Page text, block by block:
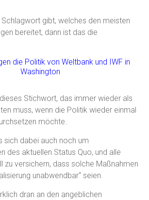
Schlagwort gibt, welches den meisten
bereitet, dann ist das die
Stichwort, das immer wieder als
muss, wenn die Politik wieder einmal
möchte.
sich dabei auch noch um
des aktuellen Status Quo, und alle
zu versichern, dass solche Maßnahmen
unabwendbar“ seien.
dran an den angeblichen